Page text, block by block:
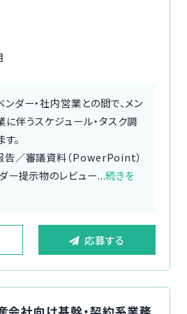
ダー・社内営業との間で、メン
伴うスケジュール・タスク調
。
告／審議資料（PowerPoint）
ー提示物のレビュー...続きを
応募する